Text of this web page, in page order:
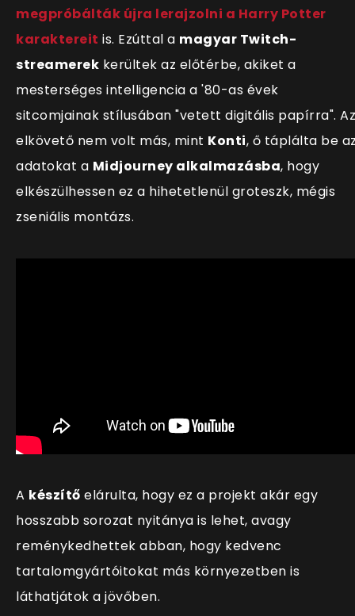
megpróbálták újra lerajzolni a Harry Potter
karaktereit is. Ezúttal a magyar Twitch-
streamerek kerültek az előtérbe, akiket a
mesterséges intelligencia a '80-as évek
sitcomjainak stílusában "vetett digitális papírra". Az
elkövető nem volt más, mint Konti, ő táplálta be
adatokat a Midjourney alkalmazásba, hogy
elkészülhessen ez a hihetetlenül groteszk, mégis
zseniális montázs.
A készítő elárulta, hogy ez a projekt akár egy
hosszabb sorozat nyitánya is lehet, avagy
reménykedhettek abban, hogy kedvenc
tartalomgyártóitokat más környezetben is
láthatjátok a jövőben.